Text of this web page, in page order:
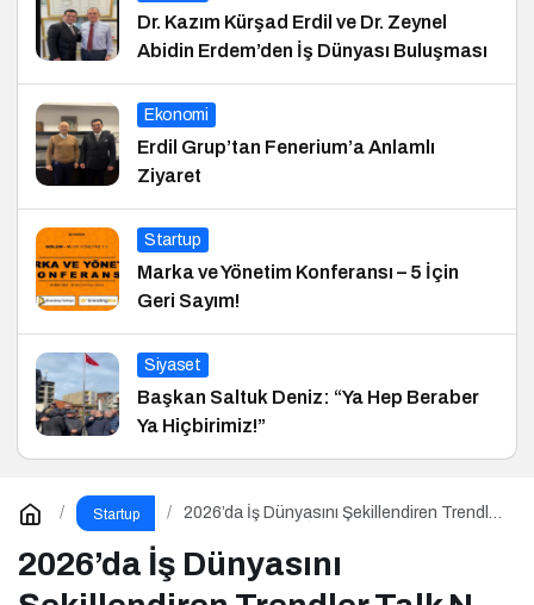
Dr. Kazım Kürşad Erdil ve Dr. Zeynel
Abidin Erdem’den İş Dünyası Buluşması
Ekonomi
Erdil Grup’tan Fenerium’a Anlamlı
Ziyaret
Startup
Marka ve Yönetim Konferansı – 5 İçin
Geri Sayım!
Siyaset
Başkan Saltuk Deniz: “Ya Hep Beraber
Ya Hiçbirimiz!”
Startup
2026’da İş Dünyasını Şekillendiren Trendler
Serisinde!
2026’da İş Dünyasını